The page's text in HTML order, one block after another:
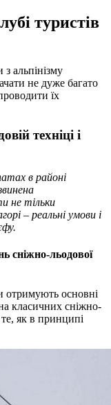
туристів
альпінізму
не дуже багато
їх
техніці і
в районі
не тільки
– реальні умови і
сніжно-льодової
отримують основні
класичних сніжно-
як в принципі